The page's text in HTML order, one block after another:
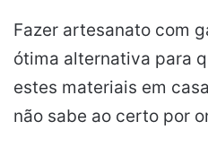
Fazer artesanato com
ótima alternativa para
estes materiais em
não sabe ao certo por